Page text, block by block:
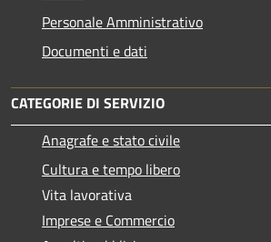
Personale Amministrativo
Documenti e dati
CATEGORIE DI SERVIZIO
Anagrafe e stato civile
Cultura e tempo libero
Vita lavorativa
Imprese e Commercio